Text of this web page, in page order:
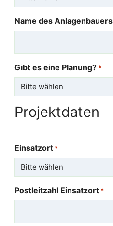
Name des Anlagenbauers
Gibt es eine Planung? *
Projektdaten
Einsatzort *
Postleitzahl Einsatzort *